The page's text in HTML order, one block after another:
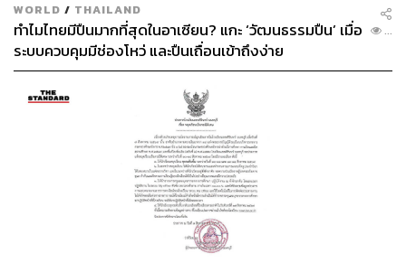
WORLD / THAILAND
ทำไมไทยมีปืนมากที่สุดในอาเซียน? แกะ ‘วัฒนธรรมปืน’ เมื่อ
ระบบควบคุมมีช่องโหว่ และปืนเถื่อนเข้าถึงง่าย
...